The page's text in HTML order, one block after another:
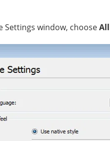
window, chooseAll